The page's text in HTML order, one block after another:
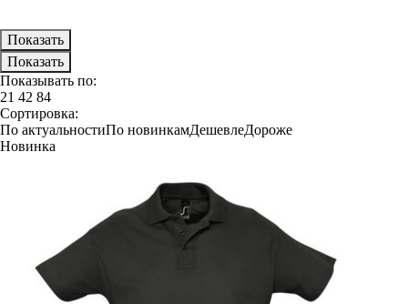
Показывать по:
21 42 84
Сортировка:
По актуальностиПо новинкамДешевлеДороже
Новинка